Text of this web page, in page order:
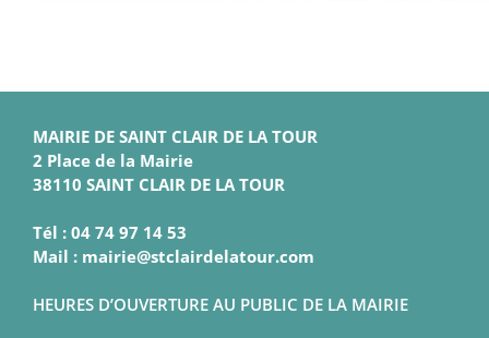
MAIRIE DE SAINT CLAIR DE LA TOUR
2 Place de la Mairie
38110 SAINT CLAIR DE LA TOUR
Tél : 04 74 97 14 53
Mail : mairie@stclairdelatour.com
HEURES D’OUVERTURE AU PUBLIC DE LA MAIRIE